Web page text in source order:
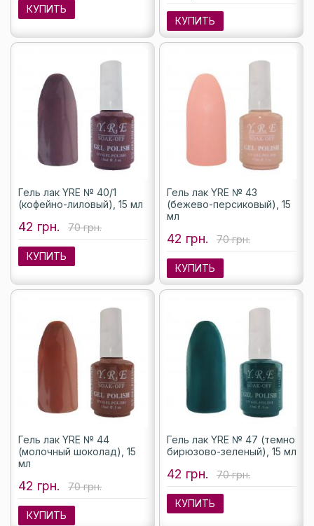
КУПИТЬ
КУПИТЬ
Гель лак YRE № 40/1
(кофейно-лиловый), 15 мл
42 грн. 70 грн.
КУПИТЬ
Гель лак YRE № 43
(бежево-персиковый), 15
мл
42 грн. 70 грн.
КУПИТЬ
Гель лак YRE № 44
(молочный шоколад), 15
мл
42 грн. 70 грн.
КУПИТЬ
Гель лак YRE № 47 (темно
бирюзово-зеленый), 15 мл
42 грн. 70 грн.
КУПИТЬ